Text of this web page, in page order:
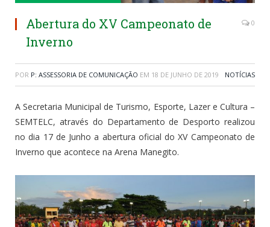
Abertura do XV Campeonato de
Inverno
0
POR P: ASSESSORIA DE COMUNICAÇÃO EM 18 DE JUNHO DE 2019 NOTÍCIAS
A Secretaria Municipal de Turismo, Esporte, Lazer e Cultura –
SEMTELC, através do Departamento de Desporto realizou
no dia 17 de Junho a abertura oficial do XV Campeonato de
Inverno que acontece na Arena Manegito.